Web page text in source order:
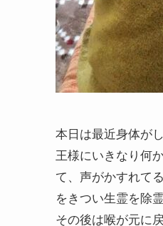
本日は最近身体が
王様にいきなり何
て、声がかすれて
をきつい生霊を除
その後は喉が元に